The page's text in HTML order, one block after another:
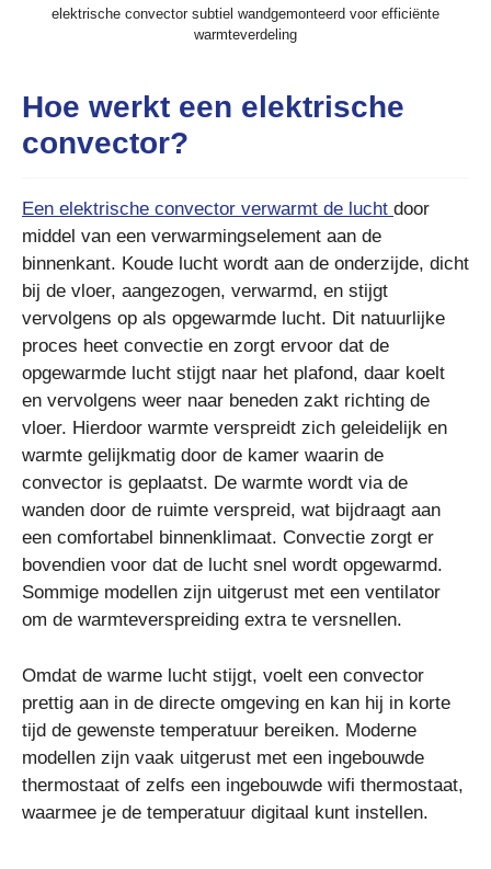
elektrische convector subtiel wandgemonteerd voor efficiënte
warmteverdeling
Hoe werkt een elektrische
convector?
Een elektrische convector verwarmt de lucht door
middel van een verwarmingselement aan de
binnenkant. Koude lucht wordt aan de onderzijde, dicht
bij de vloer, aangezogen, verwarmd, en stijgt
vervolgens op als opgewarmde lucht. Dit natuurlijke
proces heet convectie en zorgt ervoor dat de
opgewarmde lucht stijgt naar het plafond, daar koelt
en vervolgens weer naar beneden zakt richting de
vloer. Hierdoor warmte verspreidt zich geleidelijk en
warmte gelijkmatig door de kamer waarin de
convector is geplaatst. De warmte wordt via de
wanden door de ruimte verspreid, wat bijdraagt aan
een comfortabel binnenklimaat. Convectie zorgt er
bovendien voor dat de lucht snel wordt opgewarmd.
Sommige modellen zijn uitgerust met een ventilator
om de warmteverspreiding extra te versnellen.
Omdat de warme lucht stijgt, voelt een convector
prettig aan in de directe omgeving en kan hij in korte
tijd de gewenste temperatuur bereiken. Moderne
modellen zijn vaak uitgerust met een ingebouwde
thermostaat of zelfs een ingebouwde wifi thermostaat,
waarmee je de temperatuur digitaal kunt instellen.